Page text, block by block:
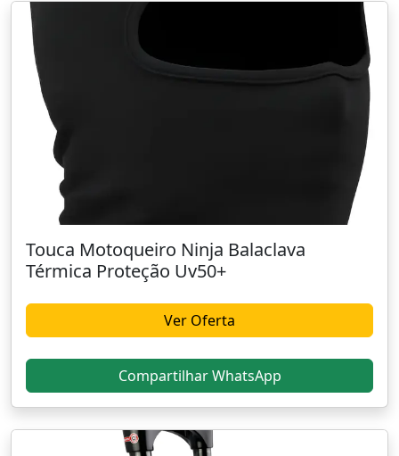
Touca Motoqueiro Ninja Balaclava
Térmica Proteção Uv50+
Ver Oferta
Compartilhar WhatsApp